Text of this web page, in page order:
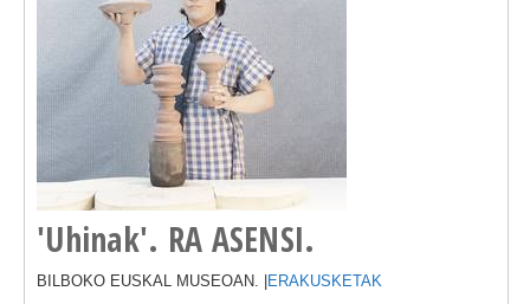
'Uhinak'. RA ASENSI.
BILBOKO EUSKAL MUSEOAN. | ERAKUSKETAK